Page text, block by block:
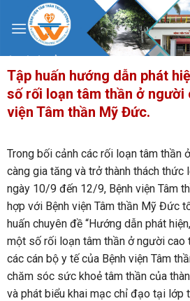
content
Tập huấn hướng dẫn phát
số rối loạn tâm thần ở người
viện Tâm thần Mỹ Đức.
Trong bối cảnh các rối loạn tâm thần
càng gia tăng và trở thành thách thức
ngày 10/9 đến 12/9, Bệnh viện Tâm
hợp với Bệnh viện Tâm thần Mỹ Đức
huấn chuyên đề “Hướng dẫn phát
một số rối loạn tâm thần ở người cao
các cán bộ y tế của Bệnh viện Tâm
chăm sóc sức khoẻ tâm thần của
và phát biểu khai mạc chỉ đạo tại lớp